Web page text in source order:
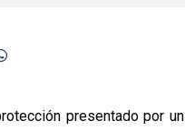
presentado por un